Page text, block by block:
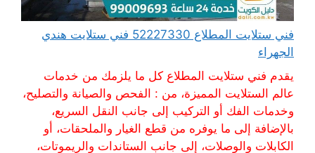
فني ستلايت المطلاع 52227330 فني ستلايت هندي
الجهراء
يقدم فني ستلايت المطلاع كل ما يلزمك من خدمات
عالم الستلايت المميزة، من : الفحص والصيانة والتصليح،
وخدمات الفك أو التركيب إلى جانب النقل السريع،
بالإضافة إلى ما يوفره من قطع الغيار والملحقات، أو
الكابلات والوصلات، إلى جانب الستاندات والريموتات،